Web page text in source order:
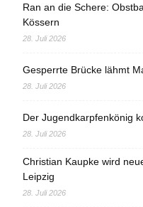
Ran an die Schere:
Kössern
28. Juli 2026
Gesperrte Brücke lähmt
28. Juli 2026
Der Jugendkarpfenkönig
28. Juli 2026
Christian Kaupke wird
Leipzig
28. Juli 2026